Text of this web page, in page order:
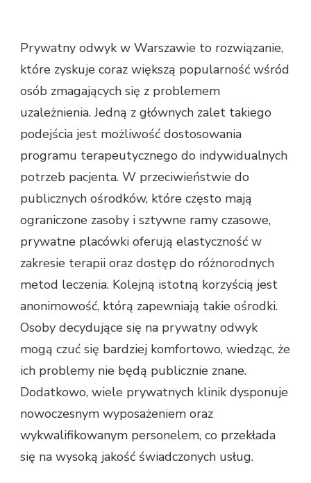
Prywatny odwyk w Warszawie to rozwiązanie,
które zyskuje coraz większą popularność wśród
osób zmagających się z problemem
uzależnienia. Jedną z głównych zalet takiego
podejścia jest możliwość dostosowania
programu terapeutycznego do indywidualnych
potrzeb pacjenta. W przeciwieństwie do
publicznych ośrodków, które często mają
ograniczone zasoby i sztywne ramy czasowe,
prywatne placówki oferują elastyczność w
zakresie terapii oraz dostęp do różnorodnych
metod leczenia. Kolejną istotną korzyścią jest
anonimowość, którą zapewniają takie ośrodki.
Osoby decydujące się na prywatny odwyk
mogą czuć się bardziej komfortowo, wiedząc, że
ich problemy nie będą publicznie znane.
Dodatkowo, wiele prywatnych klinik dysponuje
nowoczesnym wyposażeniem oraz
wykwalifikowanym personelem, co przekłada
się na wysoką jakość świadczonych usług.